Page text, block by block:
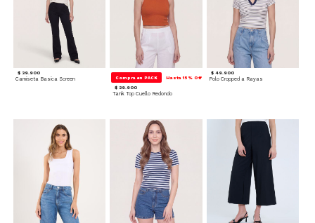
$ 39.900
Camiseta Basica Screen Compra en PACK Hasta 15% Off
$ 29.900
Tank Top Cuello Redondo
$ 49.900
Polo Cropped a Rayas